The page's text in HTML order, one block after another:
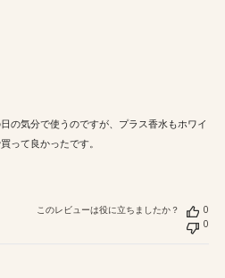
の気分で使うのですが、プラス香水もホワイ
って良かったです。
このレビューは役に立ちましたか？
0
0